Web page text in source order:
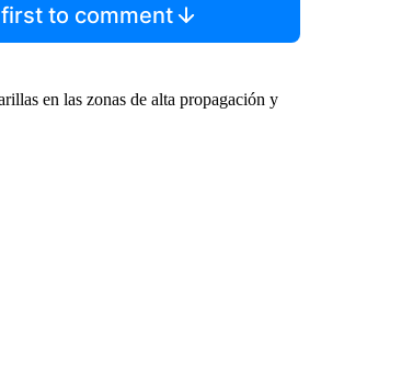
to comment
en las zonas de alta propagación y